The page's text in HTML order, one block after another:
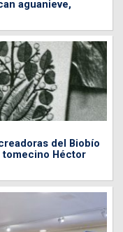
aguanieve,
del Biobío
tomecino Héctor